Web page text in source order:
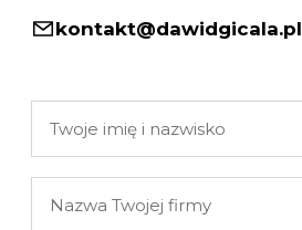
kontakt@dawidgicala.pl
imię
nazwisko
Twojej